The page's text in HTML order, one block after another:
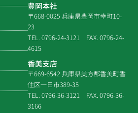
豊岡本社
〒668-0025 兵庫県豊岡市幸町10-
23
TEL. 0796-24-3121 FAX. 0796-24-
4615
香美支店
〒669-6542 兵庫県美方郡香美町香
住区一日市389-35
TEL. 0796-36-3121 FAX. 0796-36-
3166